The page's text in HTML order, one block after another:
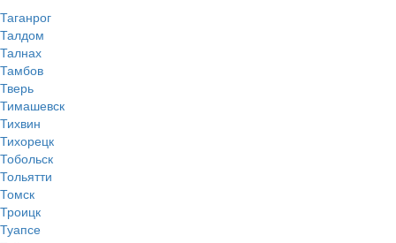
Таганрог
Талдом
Талнах
Тамбов
Тверь
Тимашевск
Тихвин
Тихорецк
Тобольск
Тольятти
Томск
Троицк
Туапсе